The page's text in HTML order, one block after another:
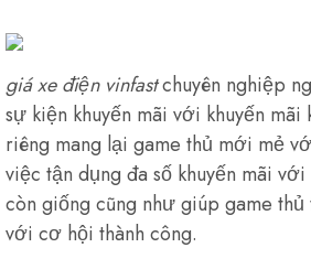
giá xe điện vinfastchuyên nghiệp
sự kiện khuyến mãi với khuyến mãi
riêng mang lại game thủ mới mẻ
việc tận dụng đa số khuyến mãi với
còn giống cũng như giúp game
với cơ hội thành công.